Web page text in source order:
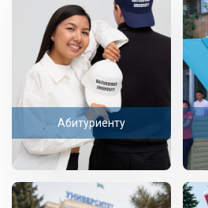
Абитуриенту